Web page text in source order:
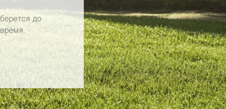
до